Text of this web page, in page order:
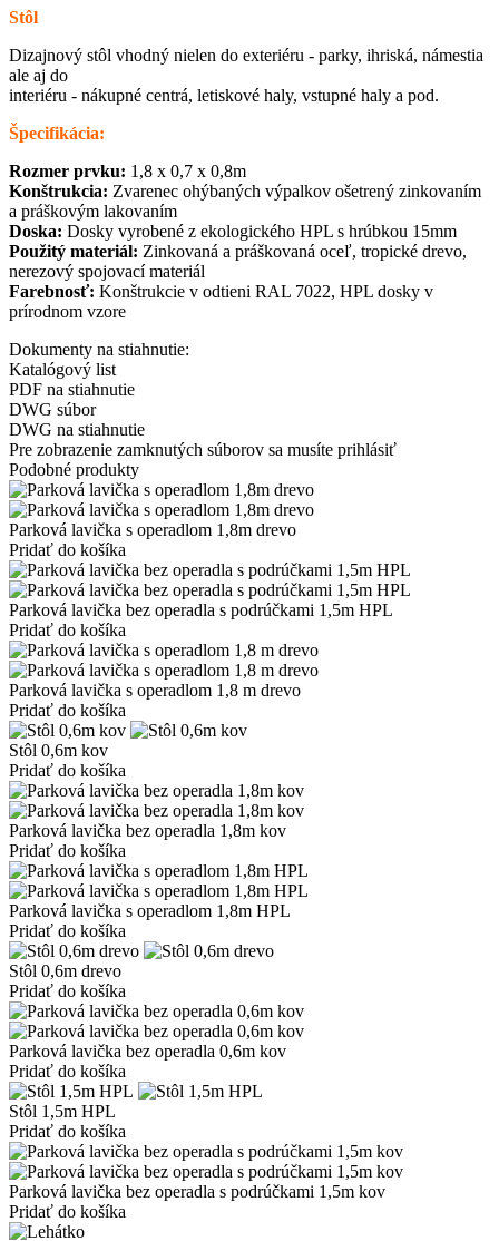
Stôl
Dizajnový stôl vhodný nielen do exteriéru - parky, ihriská, námestia
ale aj do
interiéru - nákupné centrá, letiskové haly, vstupné haly a pod.
Špecifikácia:
Rozmer prvku: 1,8 x 0,7 x 0,8m
Konštrukcia: Zvarenec ohýbaných výpalkov ošetrený zinkovaním
a práškovým lakovaním
Doska: Dosky vyrobené z ekologického HPL s hrúbkou 15mm
Použitý materiál: Zinkovaná a práškovaná oceľ, tropické drevo,
nerezový spojovací materiál
Farebnosť: Konštrukcie v odtieni RAL 7022, HPL dosky v
prírodnom vzore
Dokumenty na stiahnutie:
Katalógový list
PDF na stiahnutie
DWG súbor
DWG na stiahnutie
Pre zobrazenie zamknutých súborov sa musíte prihlásiť
Podobné produkty
Parková lavička s operadlom 1,8m drevo
Pridať do košíka
Parková lavička bez operadla s podrúčkami 1,5m HPL
Pridať do košíka
Parková lavička s operadlom 1,8 m drevo
Pridať do košíka
Stôl 0,6m kov
Pridať do košíka
Parková lavička bez operadla 1,8m kov
Pridať do košíka
Parková lavička s operadlom 1,8m HPL
Pridať do košíka
Stôl 0,6m drevo
Pridať do košíka
Parková lavička bez operadla 0,6m kov
Pridať do košíka
Stôl 1,5m HPL
Pridať do košíka
Parková lavička bez operadla s podrúčkami 1,5m kov
Pridať do košíka